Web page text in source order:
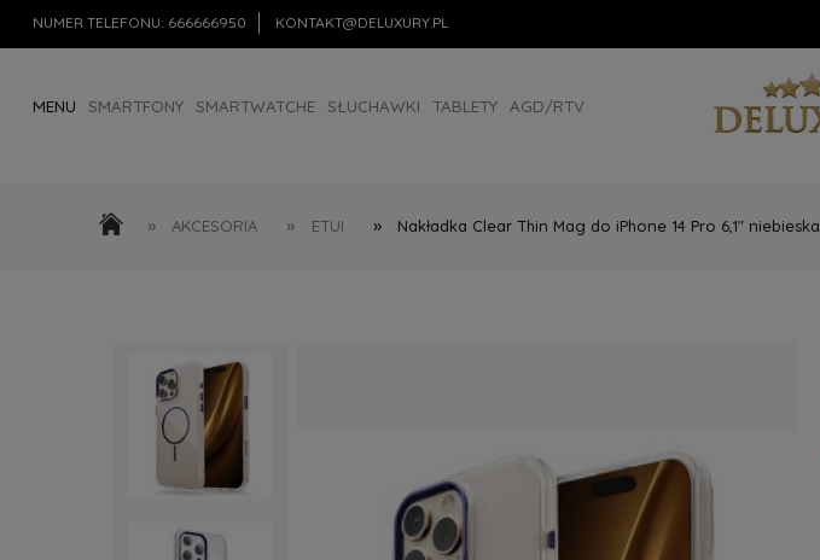
NUMER TELEFONU: 666666950 KONTAKT@DELUXURY.PL
MENU SMARTFONY SMARTWATCHE SŁUCHAWKI TABLETY AGD/RTV
» AKCESORIA » ETUI » Nakładka Clear Thin Mag do iPhone 14 Pro 6,1" niebieska